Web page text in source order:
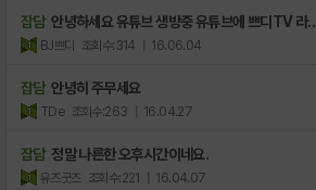
잡담 안녕하세요 유튜브 생방중 유튜브에 쁘디TV 라..
BJ쁘디 조회수:314 | 16.06.04
잡담 안녕히 주무세요
TDe 조회수:263 | 16.04.27
잡담 정말 나른한 오후시간이네요.
유즈굿즈 조회수:221 | 16.04.07